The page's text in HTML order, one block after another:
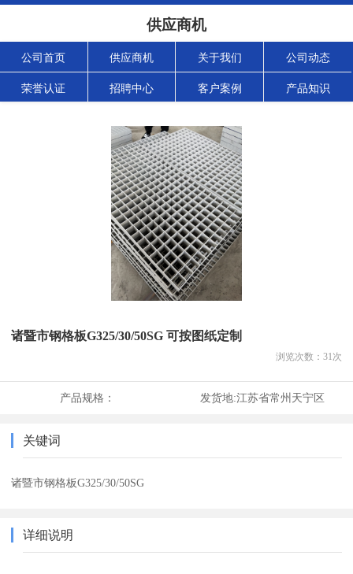
供应商机
公司首页 供应商机 关于我们 公司动态
荣誉认证 招聘中心 客户案例 产品知识
诸暨市钢格板G325/30/50SG 可按图纸定制
浏览次数： 31次
产品规格： 发货地:江苏省常州天宁区
关键词
诸暨市钢格板G325/30/50SG
详细说明